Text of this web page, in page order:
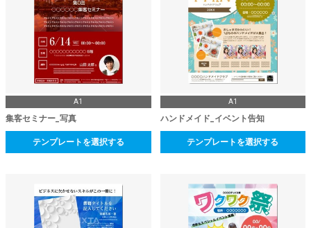
A1
集客セミナー_写真
テンプレートを選択する
A1
ハンドメイド_イベント告知
テンプレートを選択する